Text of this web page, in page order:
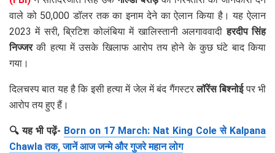
वाले को 50,000 डॉलर तक का इनाम देने का ऐलान किया है। यह ऐलान
2023 में सरी, ब्रिटिश कोलंबिया में खालिस्तानी अलगाववादीहरदीप सिंह
निज्जरकी हत्या में उसके खिलाफ आरोप तय होने के कुछ घंटे बाद किया
गया।
दिलचस्प बात यह है कि इसी हत्या में जेल में बंद गैंगस्टरलॉरेंस बिश्नोईपर भी
आरोप तय हुए हैं।
🔍 यह भी पढ़ें- Born on 17 March: Nat King Cole से Kalpana
Chawla तक, जानें आज जन्मे और गुजरे महान लोग